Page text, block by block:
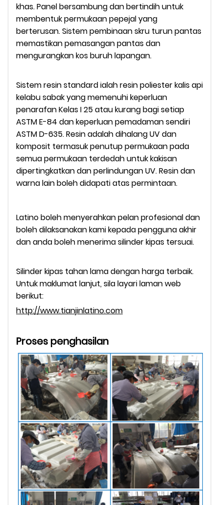
khas. Panel bersambung dan bertindih untuk
membentuk permukaan pepejal yang
berterusan. Sistem pembinaan skru turun pantas
memastikan pemasangan pantas dan
mengurangkan kos buruh lapangan.
Sistem resin standard ialah resin poliester kalis api
kelabu sabak yang memenuhi keperluan
penarafan Kelas I 25 atau kurang bagi setiap
ASTM E-84 dan keperluan pemadaman sendiri
ASTM D-635. Resin adalah dihalang UV dan
komposit termasuk penutup permukaan pada
semua permukaan terdedah untuk kakisan
dipertingkatkan dan perlindungan UV. Resin dan
warna lain boleh didapati atas permintaan.
Latino boleh menyerahkan pelan profesional dan
boleh dilaksanakan kami kepada pengguna akhir
dan anda boleh menerima silinder kipas tersuai.
Silinder kipas tahan lama dengan harga terbaik.
Untuk maklumat lanjut, sila layari laman web
berikut:
http://www.tianjinlatino.com
Proses penghasilan